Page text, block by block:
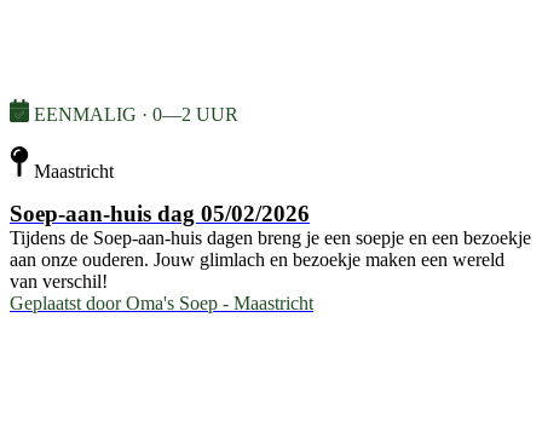
EENMALIG · 0—2 UUR
Maastricht
Soep-aan-huis dag 05/02/2026
Tijdens de Soep-aan-huis dagen breng je een soepje en een bezoekje
aan onze ouderen. Jouw glimlach en bezoekje maken een wereld
van verschil!
Geplaatst door Oma's Soep - Maastricht